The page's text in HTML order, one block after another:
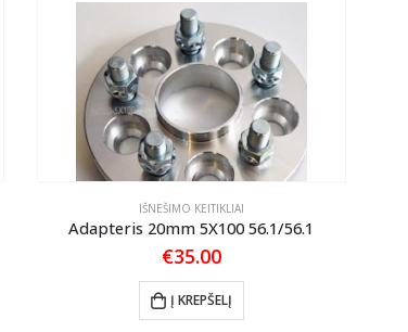
IŠNEŠIMO KEITIKLIAI
Adapteris 20mm 5X100 56.1/56.1
€35.00
Į KREPŠELĮ